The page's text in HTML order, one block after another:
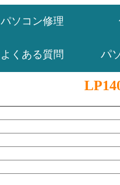
パソコン修理
よくある質問 パ